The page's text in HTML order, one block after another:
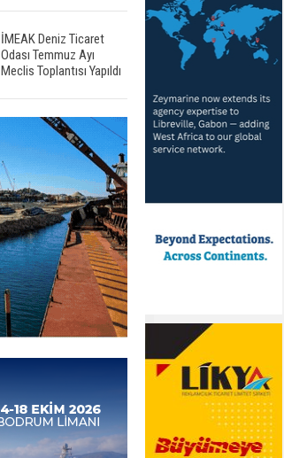
İMEAK Deniz Ticaret
Odası Temmuz Ayı
Meclis Toplantısı Yapıldı